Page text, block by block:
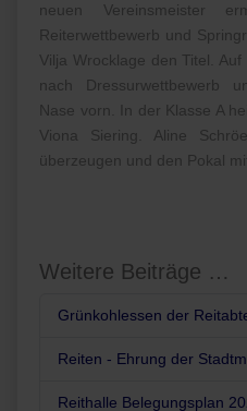
neuen Vereinsmeister
Reiterwettbewerb und
Vilja Wrocklage den Titel.
nach Dressurwettbewerb
Nase vorn. In der Klasse A
Viona Siering. Aline
überzeugen und den Pokal
Weitere Beiträge …
Grünkohlessen der
Reiten - Ehrung der
Reithalle Belegungsplan